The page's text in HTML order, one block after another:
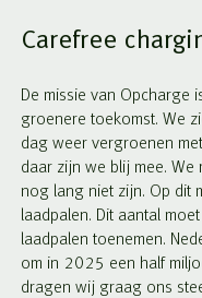
Carefree
De missie van Opcharge
groenere toekomst. We
dag weer vergroenen
daar zijn we blij mee.
nog lang niet zijn. Op dit
laadpalen. Dit aantal
laadpalen toenemen.
om in 2025 een half
dragen wij graag ons